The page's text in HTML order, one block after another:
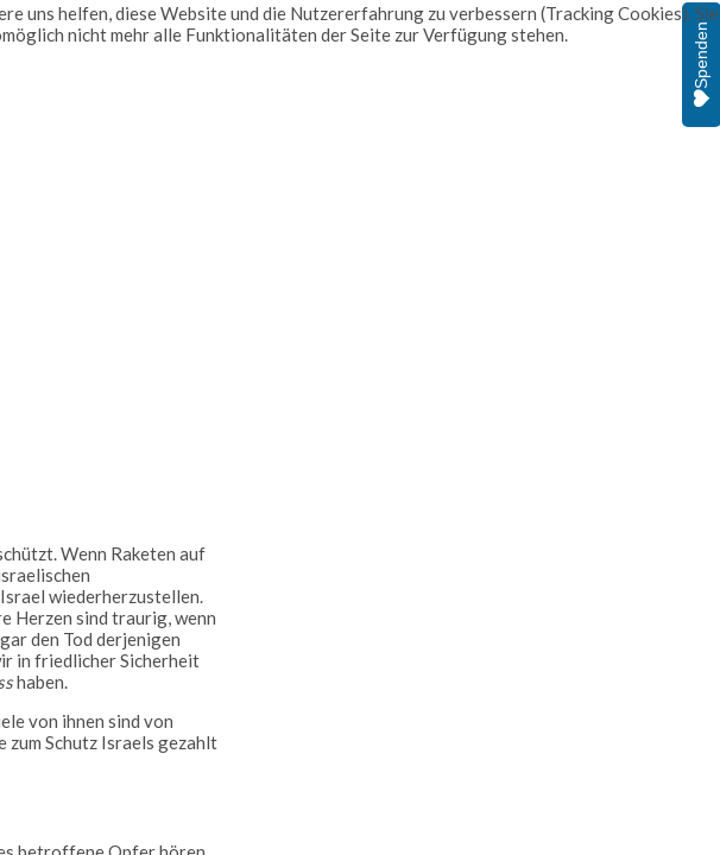
Wenn Raketen auf
wiederherzustellen.
Herzen sind traurig, wenn
den Tod derjenigen
in friedlicher Sicherheit
haben.
von ihnen sind von
zum Schutz Israels gezahlt
uns helfen, diese Website und die Nutzererfahrung zu verbessern (Tracking Cookies). Sie
nicht mehr alle Funktionalitäten der Seite zur Verfügung stehen.
Spenden